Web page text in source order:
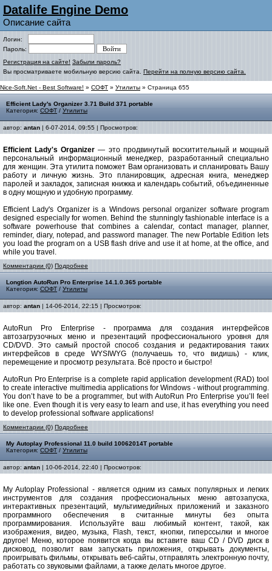
Datalife Engine Demo
Описание сайта
Логин:
Пароль:
Регистрация на сайте! Забыли пароль?
Вы просматриваете мобильную версию сайта. Перейти на полную версию сайта.
Nice-Soft.Net - Best Software! » СОФТ » Утилиты » Страница 655
Efficient Lady's Organizer 3.71 Build 371 portable
Категория: СОФТ / Утилиты
автор: antan | 6-07-2014, 09:55 | Просмотров:
Efficient Lady's Organizer — это продвинутый восхитительный и мощный
персональный информационный менеджер, разработанный специально
для женщин. Эта утилита поможет Вам организовать и спланировать Вашу
работу и личную жизнь. Это планировщик, адресная книга, менеджер
паролей и закладок, записная книжка и календарь событий, объединенные
в одну мощную и удобную программу.
Efficient Lady's Organizer is a Windows personal organizer software program
designed especially for women. Behind the stunningly fashionable interface is a
software powerhouse that combines a calendar, contact manager, planner,
reminder, diary, notepad, and password manager. The new Portable Edition lets
you load the program on a USB flash drive and use it at home, at the office, and
while you travel.
Комментарии (0) Подробнее
Longtion AutoRun Pro Enterprise 14.1.0.365 portable
Категория: СОФТ / Утилиты
автор: antan | 14-06-2014, 22:15 | Просмотров:
AutoRun Pro Enterprise - программа для создания интерфейсов
автозагрузочных меню и презентаций профессионального уровня для
CD/DVD. Это самый простой способ создания и редактирования таких
интерфейсов в среде WYSIWYG (получаешь то, что видишь) - клик,
перемещение и просмотр результата. Всё просто и быстро!
AutoRun Pro Enterprise is a complete rapid application development (RAD) tool
to create interactive multimedia applications for Windows - without programming.
You don’t have to be a programmer, but with AutoRun Pro Enterprise you’ll feel
like one. Even though it is very easy to learn and use, it has everything you need
to develop professional software applications!
Комментарии (0) Подробнее
My Autoplay Professional 11.0 build 10062014T portable
Категория: СОФТ / Утилиты
автор: antan | 10-06-2014, 22:40 | Просмотров:
My Autoplay Professional - является одним из самых популярных и легких
инструментов для создания профессиональных меню автозапуска,
интерактивных презентаций, мультимедийных приложений и заказного
программного обеспечения в считанные минуты без опыта
программирования. Используйте ваш любимый контент, такой, как
изображения, видео, музыка, Flash, текст, кнопки, гиперссылки и многое
другое! Меню, которое появится когда вы вставите ваш CD / DVD диск в
дисковод, позволит вам запускать приложения, открывать документы,
проигрывать фильмы, открывать веб-сайты, отправлять электронную почту,
работать со звуковыми файлами, а также делать многое другое.